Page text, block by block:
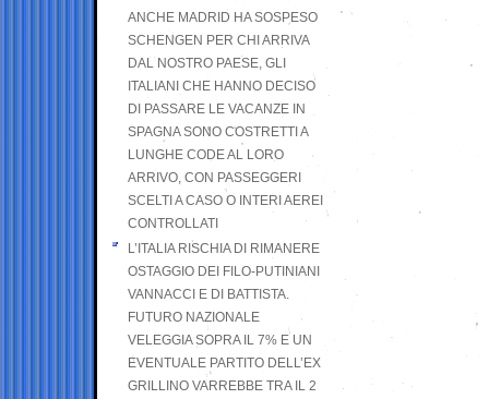
ANCHE MADRID HA SOSPESO
SCHENGEN PER CHI ARRIVA
DAL NOSTRO PAESE, GLI
ITALIANI CHE HANNO DECISO
DI PASSARE LE VACANZE IN
SPAGNA SONO COSTRETTI A
LUNGHE CODE AL LORO
ARRIVO, CON PASSEGGERI
SCELTI A CASO O INTERI AEREI
CONTROLLATI
L’ITALIA RISCHIA DI RIMANERE
OSTAGGIO DEI FILO-PUTINIANI
VANNACCI E DI BATTISTA.
FUTURO NAZIONALE
VELEGGIA SOPRA IL 7% E UN
EVENTUALE PARTITO DELL’EX
GRILLINO VARREBBE TRA IL 2